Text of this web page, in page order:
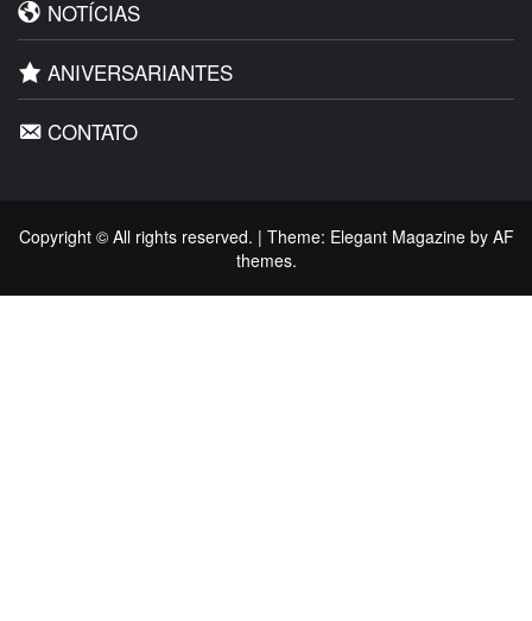
Copyright © All rights reserved.
themes.